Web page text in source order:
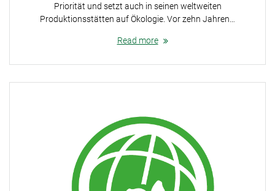
Priorität und setzt auch in seinen weltweiten
Produktionsstätten auf Ökologie. Vor zehn Jahren…
Read more